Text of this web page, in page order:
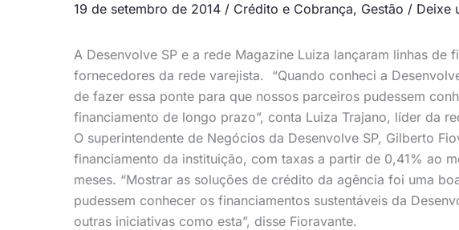
19 de setembro de 2014 / Crédito e Cobrança, Gestão / Deixe
A Desenvolve SP e a rede Magazine Luiza lançaram linhas de
fornecedores da rede varejista. “Quando conheci a
de fazer essa ponte para que nossos parceiros pudessem
financiamento de longo prazo”, conta Luiza Trajano, líder da
O superintendente de Negócios da Desenvolve SP, Gilberto
financiamento da instituição, com taxas a partir de 0,41% ao
meses. “Mostrar as soluções de crédito da agência foi uma
pudessem conhecer os financiamentos sustentáveis da
outras iniciativas como esta”, disse Fioravante.